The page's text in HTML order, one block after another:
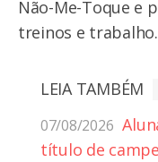
Não-Me-Toque e
treinos e trabalho.
LEIA TAMBÉM
07/08/2026
título de